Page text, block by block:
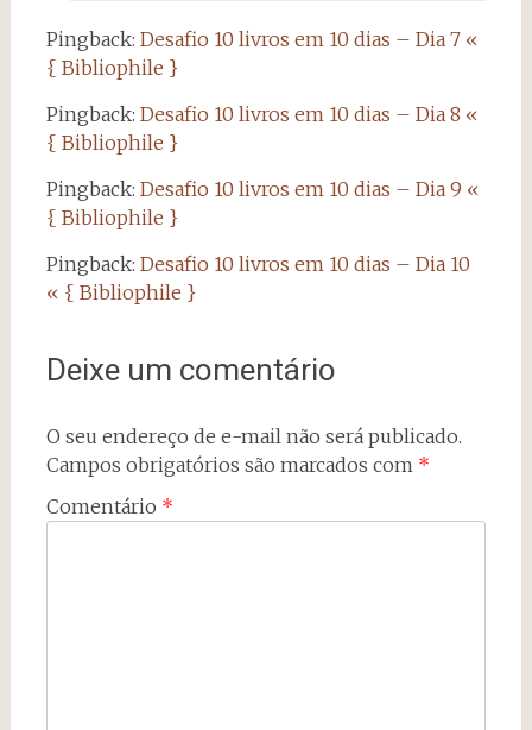
Pingback: Desafio 10 livros em 10 dias – Dia 7 «
{ Bibliophile }
Pingback: Desafio 10 livros em 10 dias – Dia 8 «
{ Bibliophile }
Pingback: Desafio 10 livros em 10 dias – Dia 9 «
{ Bibliophile }
Pingback: Desafio 10 livros em 10 dias – Dia 10
« { Bibliophile }
Deixe um comentário
O seu endereço de e-mail não será publicado.
Campos obrigatórios são marcados com *
Comentário *